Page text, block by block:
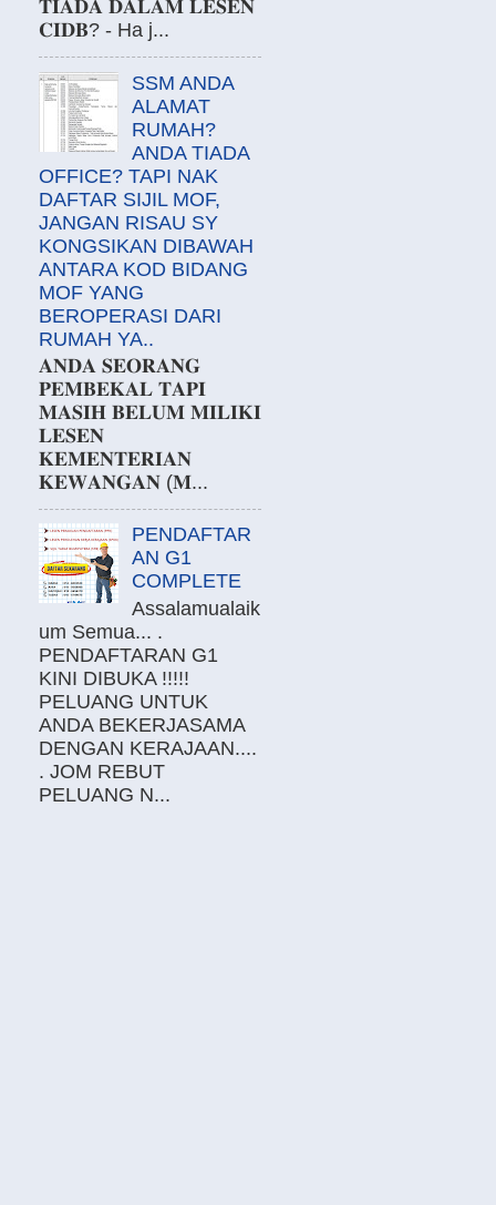
𝐓𝐈𝐀𝐃𝐀 𝐃𝐀𝐋𝐀𝐌 𝐋𝐄𝐒𝐄𝐍
𝐂𝐈𝐃𝐁? - Ha j...
SSM ANDA
ALAMAT
RUMAH?
ANDA TIADA
OFFICE? TAPI NAK
DAFTAR SIJIL MOF,
JANGAN RISAU SY
KONGSIKAN DIBAWAH
ANTARA KOD BIDANG
MOF YANG
BEROPERASI DARI
RUMAH YA..
𝐀𝐍𝐃𝐀 𝐒𝐄𝐎𝐑𝐀𝐍𝐆
𝐏𝐄𝐌𝐁𝐄𝐊𝐀𝐋 𝐓𝐀𝐏𝐈
𝐌𝐀𝐒𝐈𝐇 𝐁𝐄𝐋𝐔𝐌 𝐌𝐈𝐋𝐈𝐊𝐈
𝐋𝐄𝐒𝐄𝐍
𝐊𝐄𝐌𝐄𝐍𝐓𝐄𝐑𝐈𝐀𝐍
𝐊𝐄𝐖𝐀𝐍𝐆𝐀𝐍 (𝐌...
PENDAFTAR
AN G1
COMPLETE
Assalamualaik
um Semua... .
PENDAFTARAN G1
KINI DIBUKA !!!!!
PELUANG UNTUK
ANDA BEKERJASAMA
DENGAN KERAJAAN....
. JOM REBUT
PELUANG N...